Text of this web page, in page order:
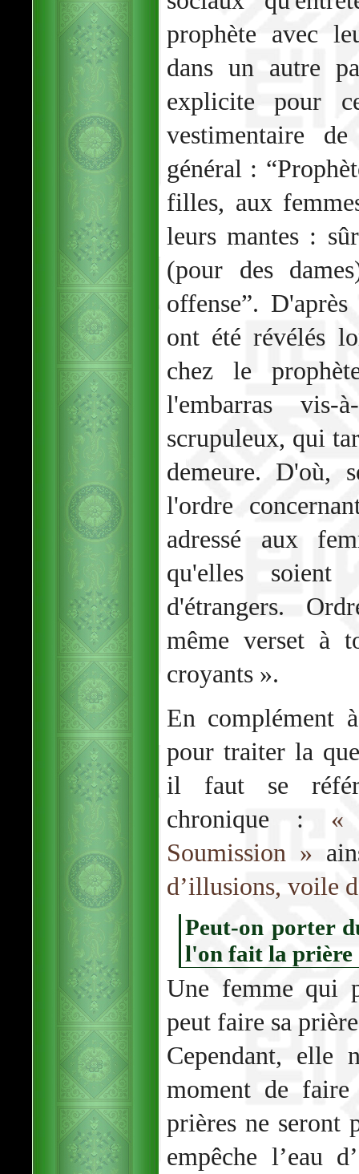
prophète avec
dans un autre
explicite pour
vestimentaire
général :
filles, aux
leurs mantes :
(pour des
offense”.
ont été révélés
chez le
l'embarras
scrupuleux, qui
demeure. D'où,
l'ordre
adressé aux
qu'elles soient
d'étrangers.
même verset à
croyants ».
En complément
pour traiter la
il faut se
chronique : «
Soumission »
d’illusions, voile
Peut-on porter
l'on fait la prière
Une femme qui
peut faire sa
Cependant, elle
moment de faire
prières ne seront
empêche l’eau